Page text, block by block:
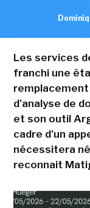
Les services
franchi une
d'analyse de
et son outil
cadre d'un
nécessitera
reconnait